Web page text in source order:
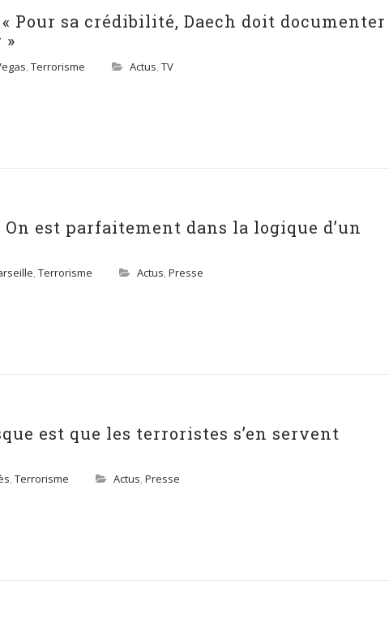
Pour sa crédibilité, Daech doit documenter
»
, Terrorisme Actus, TV
est parfaitement dans la logique d’un
, Terrorisme Actus, Presse
est que les terroristes s’en servent
, Terrorisme Actus, Presse